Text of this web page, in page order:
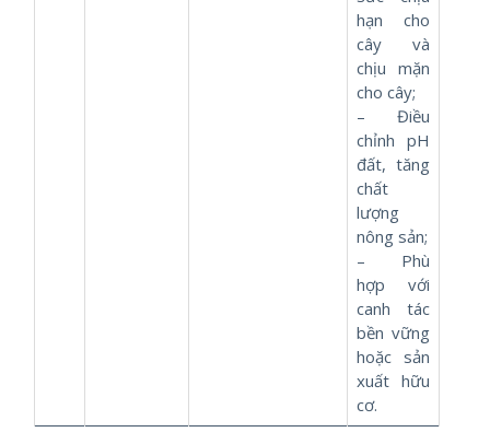
hạn cho
cây và
chịu mặn
cho cây;
– Điều
chỉnh pH
đất, tăng
chất
lượng
nông sản;
– Phù
hợp với
canh tác
bền vững
hoặc sản
xuất hữu
cơ.